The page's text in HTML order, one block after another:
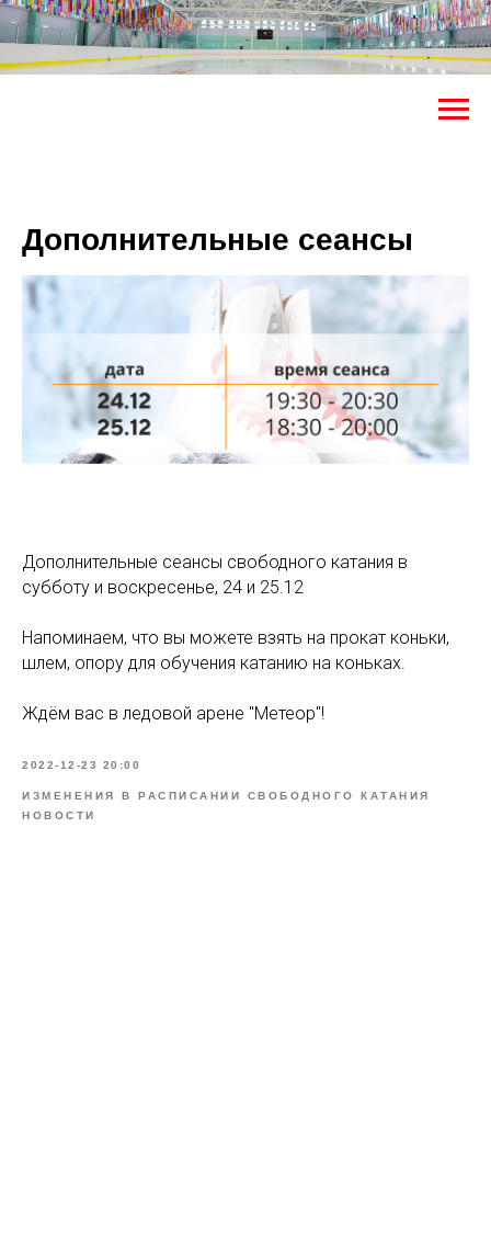
Дополнительные сеансы
Дополнительные сеансы свободного катания в
субботу и воскресенье, 24 и 25.12
Напоминаем, что вы можете взять на прокат коньки,
шлем, опору для обучения катанию на коньках.
Ждём вас в ледовой арене "Метеор"!
2022-12-23 20:00
ИЗМЕНЕНИЯ В РАСПИСАНИИ СВОБОДНОГО КАТАНИЯ
НОВОСТИ